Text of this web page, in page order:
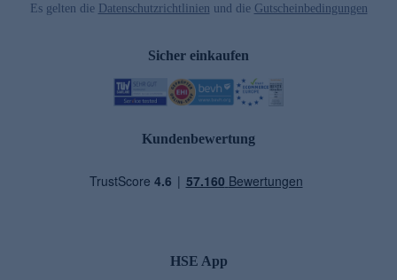
Es gelten die Datenschutzrichtlinien und die Gutscheinbedingungen
Sicher einkaufen
Kundenbewertung
HSE App